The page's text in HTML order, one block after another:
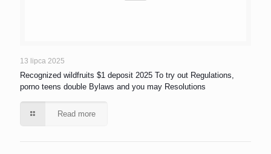
13 lipca 2025
Recognized wildfruits $1 deposit 2025 To try out Regulations,
porno teens double Bylaws and you may Resolutions
Read more